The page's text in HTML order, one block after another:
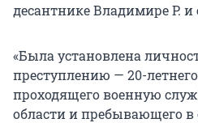
десантнике Владимире Р. и
«Была установлена
преступлению — 20-
проходящего военную
области и пребывающего